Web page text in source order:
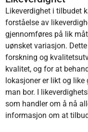
Likeverdighet i tilbudet
forståelse av
gjennomføres på lik
uønsket variasjon.
forskning og
kvalitet, og for at
lokasjoner er likt og
man bor. I
som handler om å nå
informasjon om at